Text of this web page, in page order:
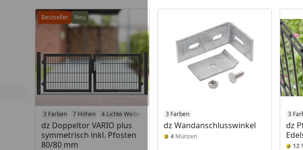
Bestseller Neu
3 Farben 7 Höhen 4 Lichte Weiten
dz Doppeltor VARIO plus
symmetrisch inkl. Pfosten
80/80 mm
3 Farben
dz Wandanschlusswinkel
4 Münzen
3
dz
12